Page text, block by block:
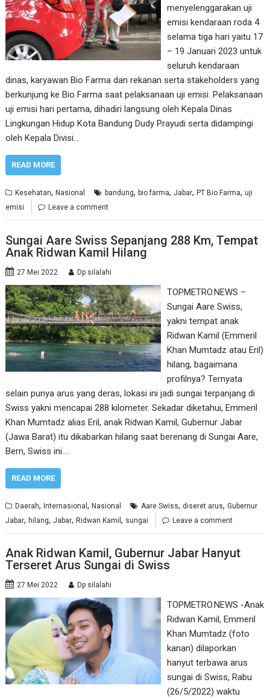
menyelenggarakan uji
emisi kendaraan roda 4
selama tiga hari yaitu 17
– 19 Januari 2023 untuk
seluruh kendaraan
dinas, karyawan Bio Farma dan rekanan serta stakeholders yang
berkunjung ke Bio Farma saat pelaksanaan uji emisi. Pelaksanaan
uji emisi hari pertama, dihadiri langsung oleh Kepala Dinas
Lingkungan Hidup Kota Bandung Dudy Prayudi serta didampingi
oleh Kepala Divisi…
READ MORE
Kesehatan,Nasional bandung,bio farma,Jabar,PT Bio Farma,uji
emisi
Leave a comment
Sungai Aare Swiss Sepanjang 288 Km, Tempat
Anak Ridwan Kamil Hilang
27 Mei 2022 Dp silalahi
TOPMETRO.NEWS –
Sungai Aare Swiss,
yakni tempat anak
Ridwan Kamil (Emmeril
Khan Mumtadz atau Eril)
hilang, bagaimana
profilnya? Ternyata
selain punya arus yang deras, lokasi ini jadi sungai terpanjang di
Swiss yakni mencapai 288 kilometer. Sekadar diketahui, Emmeril
Khan Mumtadz alias Eril, anak Ridwan Kamil, Gubernur Jabar
(Jawa Barat) itu dikabarkan hilang saat berenang di Sungai Aare,
Bern, Swiss ini.…
READ MORE
Daerah,Internasional,Nasional Aare Swiss, diseret arus,Gubernur
Jabar,hilang,Jabar,Ridwan Kamil, sungai Leave a comment
Anak Ridwan Kamil, Gubernur Jabar Hanyut
Terseret Arus Sungai di Swiss
27 Mei 2022 Dp silalahi
TOPMETRO.NEWS -Anak
Ridwan Kamil, Emmeril
Khan Mumtadz (foto
kanan) dilaporkan
hanyut terbawa arus
sungai di Swiss, Rabu
(26/5/2022) waktu